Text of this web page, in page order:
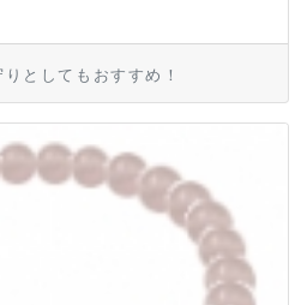
としてもおすすめ！